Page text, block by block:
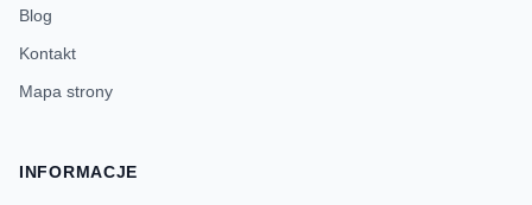
Blog
Kontakt
Mapa strony
INFORMACJE